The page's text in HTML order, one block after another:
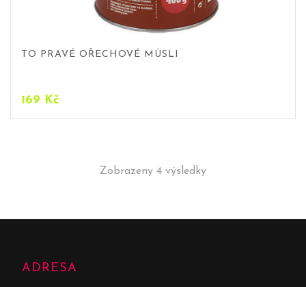
TO PRAVÉ OŘECHOVÉ MÜSLI
169 Kč
Zobrazeny 4 výsledky
ADRESA